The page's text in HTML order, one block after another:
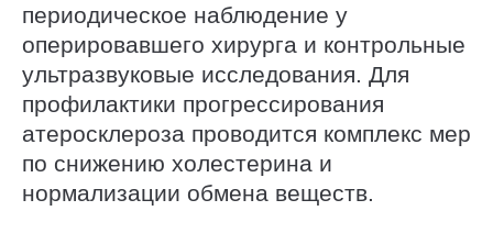
периодическое наблюдение у
оперировавшего хирурга и контрольные
ультразвуковые исследования. Для
профилактики прогрессирования
атеросклероза проводится комплекс мер
по снижению холестерина и
нормализации обмена веществ.